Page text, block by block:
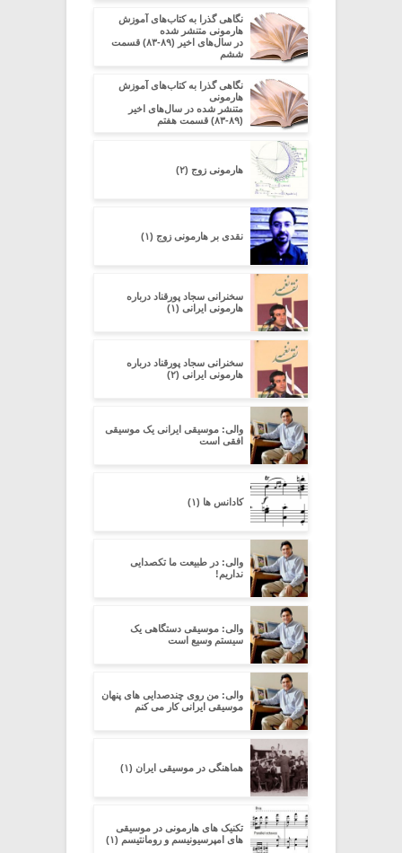
نگاهی گذرا به کتاب‌های آموزش
هارمونی متنشر شده
در سال‌های اخیر (۸۹-۸۳) قسمت
ششم
نگاهی گذرا به کتاب‌های آموزش
هارمونی
متنشر شده در سال‌های اخیر
(۸۹-۸۳) قسمت هفتم
هارمونی زوج (۲)
نقدی بر هارمونی زوج (۱)
سخنرانی سجاد پورقناد درباره
هارمونی ایرانی (۱)
سخنرانی سجاد پورقناد درباره
هارمونی ایرانی (۲)
والی: موسیقی ایرانی یک موسیقی
افقی است
کادانس ها (۱)
والی: در طبیعت ما تکصدایی
نداریم!
والی: موسیقی دستگاهی یک
سیستم وسیع است
والی: من روی چندصدایی های پنهان
موسیقی ایرانی کار می کنم
هماهنگی در موسیقی ایران (۱)
تکنیک های هارمونی در موسیقی
های امپرسیونیسم و رومانتیسم (۱)